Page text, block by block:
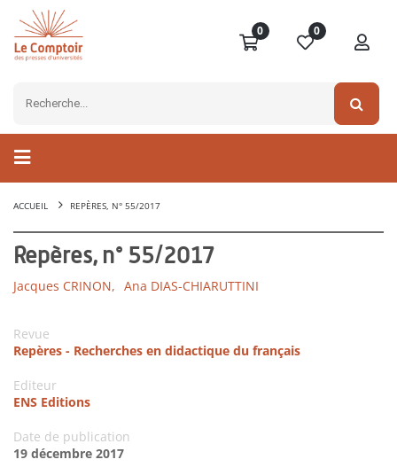
0 0
ACCUEIL REPÈRES, N° 55/2017
Repères, n° 55/2017
Jacques CRINON, Ana DIAS-CHIARUTTINI
Revue
Repères - Recherches en didactique du français
Editeur
ENS Editions
Date de publication
19 décembre 2017